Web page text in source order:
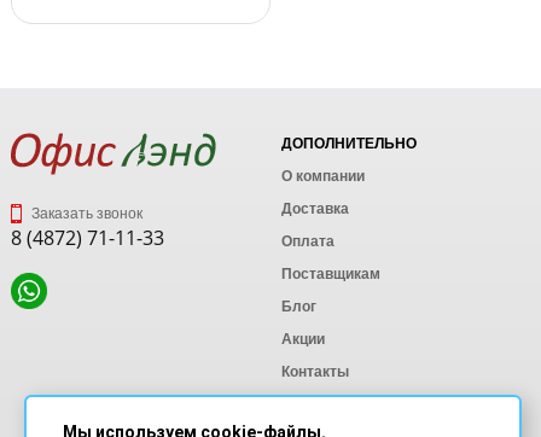
Заказать звонок
8 (4872) 71-11-33
ДОПОЛНИТЕЛЬНО
О компании
Доставка
Оплата
Поставщикам
Блог
Акции
Контакты
Мы используем cookie-файлы.